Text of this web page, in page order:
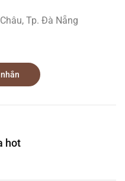
Tp. Đà Nẵng
hot